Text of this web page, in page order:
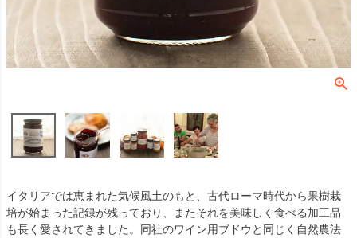
イタリアでは恵まれた気候風土のもと、古代ローマ時代から果樹栽
培が始まった記録が残っており、またそれを美味しく食べる加工品
も長く愛されてきました。同社のワイン用ブドウと同じく自然農法